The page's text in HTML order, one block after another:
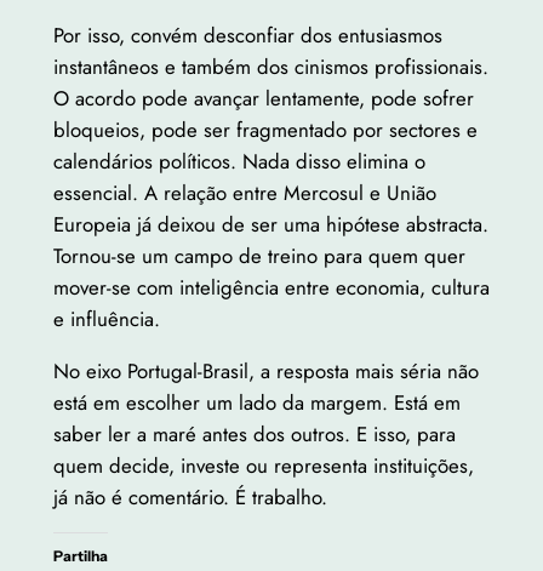
Por isso, convém desconfiar dos entusiasmos
instantâneos e também dos cinismos profissionais.
O acordo pode avançar lentamente, pode sofrer
bloqueios, pode ser fragmentado por sectores e
calendários políticos. Nada disso elimina o
essencial. A relação entre Mercosul e União
Europeia já deixou de ser uma hipótese abstracta.
Tornou-se um campo de treino para quem quer
mover-se com inteligência entre economia, cultura
e influência.
No eixo Portugal-Brasil, a resposta mais séria não
está em escolher um lado da margem. Está em
saber ler a maré antes dos outros. E isso, para
quem decide, investe ou representa instituições,
já não é comentário. É trabalho.
Partilha